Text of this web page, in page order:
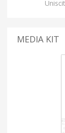
MEDIA KIT